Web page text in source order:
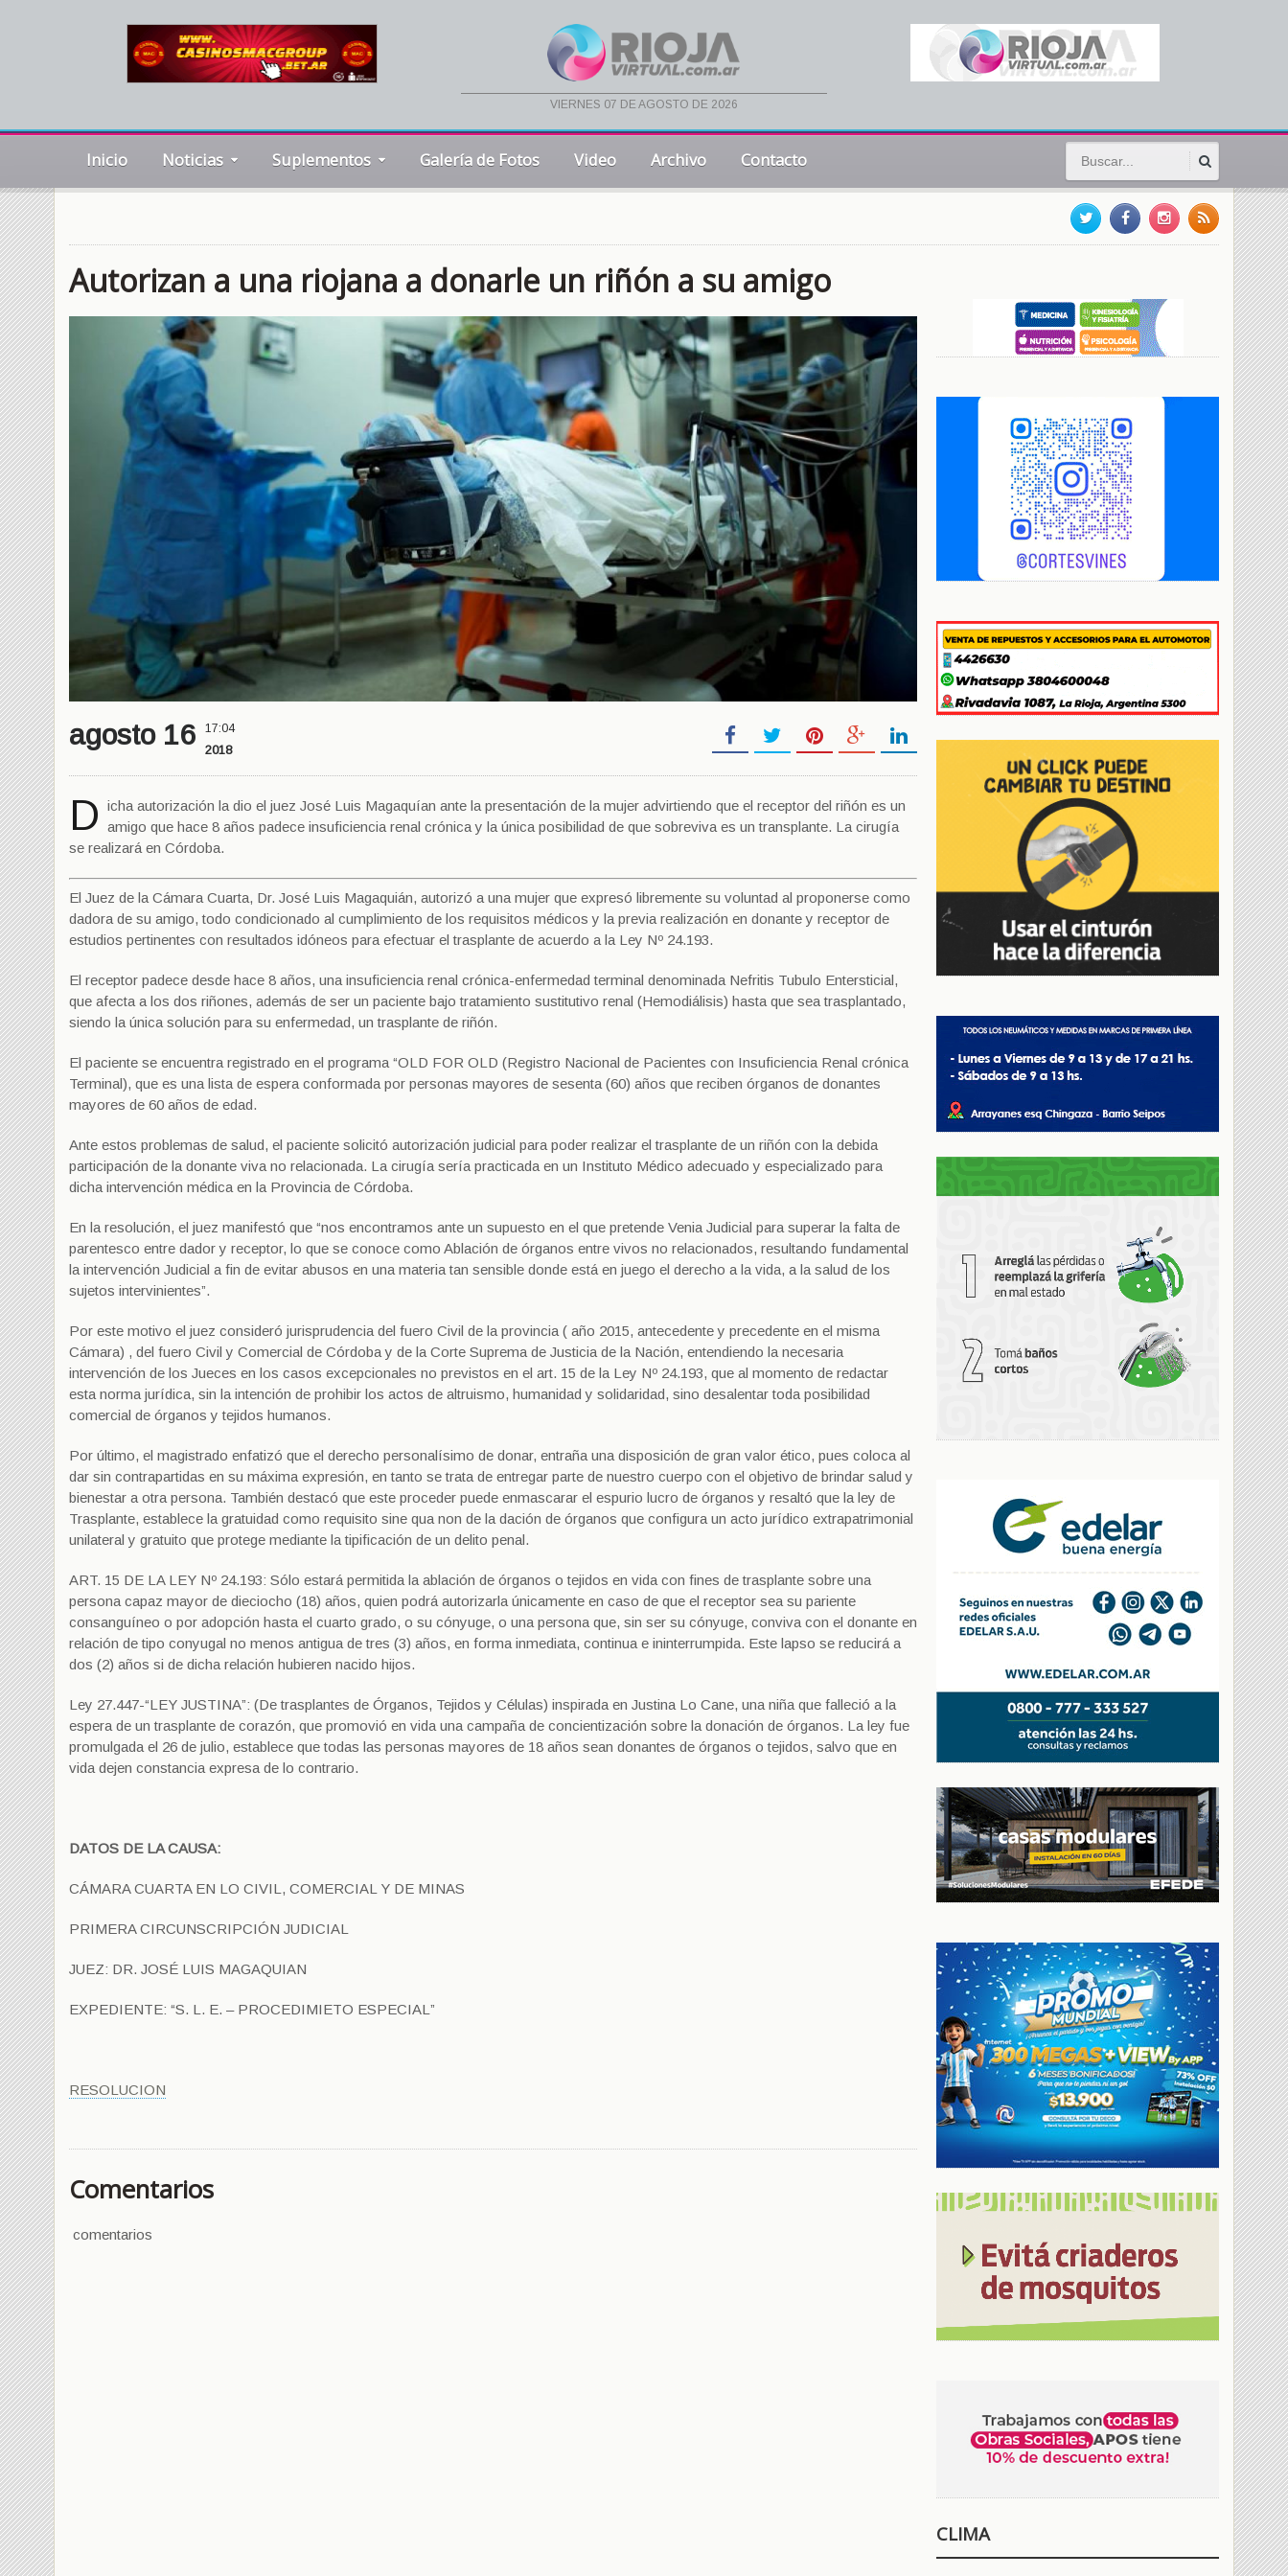
viernes 07 de agosto de 2026
Inicio Noticias Suplementos Galería de Fotos Video Archivo Contacto
Autorizan a una riojana a donarle un riñón a su amigo
agosto 16 17:04
2018
D icha autorización la dio el juez José Luis Magaquían ante la presentación de la mujer advirtiendo que el receptor del riñón es un
amigo que hace 8 años padece insuficiencia renal crónica y la única posibilidad de que sobreviva es un transplante. La cirugía
se realizará en Córdoba.
El Juez de la Cámara Cuarta, Dr. José Luis Magaquián, autorizó a una mujer que expresó libremente su voluntad al proponerse como
dadora de su amigo, todo condicionado al cumplimiento de los requisitos médicos y la previa realización en donante y receptor de
estudios pertinentes con resultados idóneos para efectuar el trasplante de acuerdo a la Ley Nº 24.193.
El receptor padece desde hace 8 años, una insuficiencia renal crónica-enfermedad terminal denominada Nefritis Tubulo Entersticial,
que afecta a los dos riñones, además de ser un paciente bajo tratamiento sustitutivo renal (Hemodiálisis) hasta que sea trasplantado,
siendo la única solución para su enfermedad, un trasplante de riñón.
El paciente se encuentra registrado en el programa “OLD FOR OLD (Registro Nacional de Pacientes con Insuficiencia Renal crónica
Terminal), que es una lista de espera conformada por personas mayores de sesenta (60) años que reciben órganos de donantes
mayores de 60 años de edad.
Ante estos problemas de salud, el paciente solicitó autorización judicial para poder realizar el trasplante de un riñón con la debida
participación de la donante viva no relacionada. La cirugía sería practicada en un Instituto Médico adecuado y especializado para
dicha intervención médica en la Provincia de Córdoba.
En la resolución, el juez manifestó que “nos encontramos ante un supuesto en el que pretende Venia Judicial para superar la falta de
parentesco entre dador y receptor, lo que se conoce como Ablación de órganos entre vivos no relacionados, resultando fundamental
la intervención Judicial a fin de evitar abusos en una materia tan sensible donde está en juego el derecho a la vida, a la salud de los
sujetos intervinientes”.
Por este motivo el juez consideró jurisprudencia del fuero Civil de la provincia ( año 2015, antecedente y precedente en el misma
Cámara) , del fuero Civil y Comercial de Córdoba y de la Corte Suprema de Justicia de la Nación, entendiendo la necesaria
intervención de los Jueces en los casos excepcionales no previstos en el art. 15 de la Ley Nº 24.193, que al momento de redactar
esta norma jurídica, sin la intención de prohibir los actos de altruismo, humanidad y solidaridad, sino desalentar toda posibilidad
comercial de órganos y tejidos humanos.
Por último, el magistrado enfatizó que el derecho personalísimo de donar, entraña una disposición de gran valor ético, pues coloca al
dar sin contrapartidas en su máxima expresión, en tanto se trata de entregar parte de nuestro cuerpo con el objetivo de brindar salud y
bienestar a otra persona. También destacó que este proceder puede enmascarar el espurio lucro de órganos y resaltó que la ley de
Trasplante, establece la gratuidad como requisito sine qua non de la dación de órganos que configura un acto jurídico extrapatrimonial
unilateral y gratuito que protege mediante la tipificación de un delito penal.
ART. 15 DE LA LEY Nº 24.193: Sólo estará permitida la ablación de órganos o tejidos en vida con fines de trasplante sobre una
persona capaz mayor de dieciocho (18) años, quien podrá autorizarla únicamente en caso de que el receptor sea su pariente
consanguíneo o por adopción hasta el cuarto grado, o su cónyuge, o una persona que, sin ser su cónyuge, conviva con el donante en
relación de tipo conyugal no menos antigua de tres (3) años, en forma inmediata, continua e ininterrumpida. Este lapso se reducirá a
dos (2) años si de dicha relación hubieren nacido hijos.
Ley 27.447-“LEY JUSTINA”: (De trasplantes de Órganos, Tejidos y Células) inspirada en Justina Lo Cane, una niña que falleció a la
espera de un trasplante de corazón, que promovió en vida una campaña de concientización sobre la donación de órganos. La ley fue
promulgada el 26 de julio, establece que todas las personas mayores de 18 años sean donantes de órganos o tejidos, salvo que en
vida dejen constancia expresa de lo contrario.
DATOS DE LA CAUSA:
CÁMARA CUARTA EN LO CIVIL, COMERCIAL Y DE MINAS
PRIMERA CIRCUNSCRIPCIÓN JUDICIAL
JUEZ: DR. JOSÉ LUIS MAGAQUIAN
EXPEDIENTE: “S. L. E. – PROCEDIMIETO ESPECIAL”
RESOLUCION
Comentarios
comentarios
CLIMA